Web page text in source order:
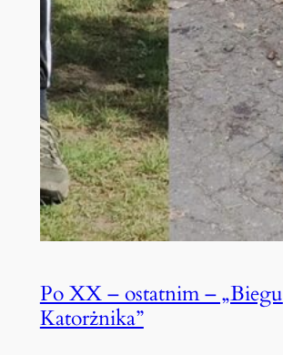
Po XX – ostatnim – „Biegu
Katorżnika”